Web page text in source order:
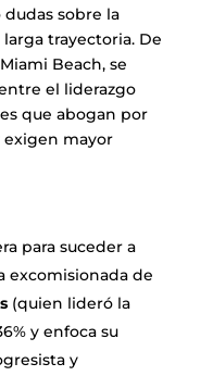
sobre la
trayectoria. De
Beach, se
el liderazgo
que abogan por
exigen mayor
para suceder a
excomisionada de
(quien lideró la
y enfoca su
y